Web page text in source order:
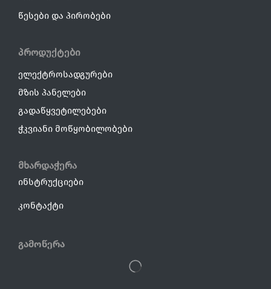
წესები და პირობები
პროდუქტები
ელექტროსადგურები
მზის პანელები
გადაწყვეტილებები
ჭკვიანი მოწყობილობები
მხარდაჭერა
ინსტრუქციები
კონტაქტი
Გამოწერა